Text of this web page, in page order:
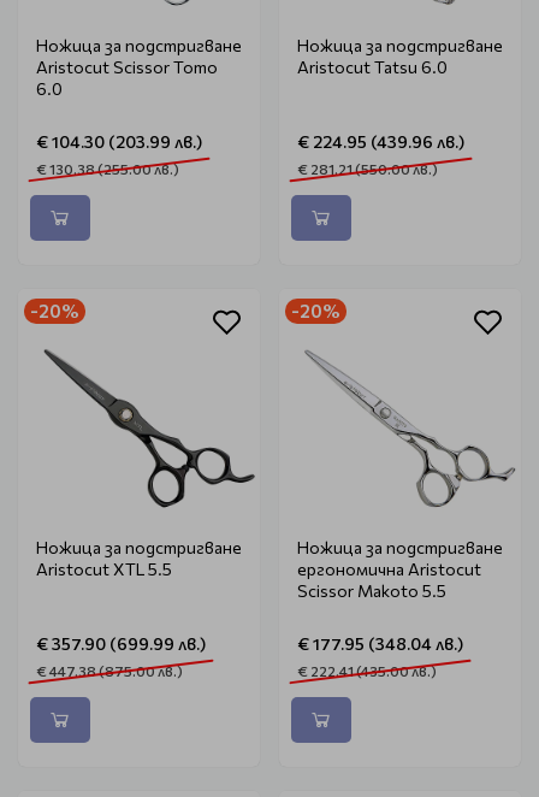
Ножица за подстригване
Aristocut Scissor Tomo
6.0
€ 104.30 (203.99 лв.)
€ 130.38 (255.00 лв.)
Ножица за подстригване
Aristocut Tatsu 6.0
€ 224.95 (439.96 лв.)
€ 281.21 (550.00 лв.)
-20%
Ножица за подстригване
Aristocut XTL 5.5
€ 357.90 (699.99 лв.)
€ 447.38 (875.00 лв.)
-20%
Ножица за подстригване
ергономична Aristocut
Scissor Makoto 5.5
€ 177.95 (348.04 лв.)
€ 222.41 (435.00 лв.)